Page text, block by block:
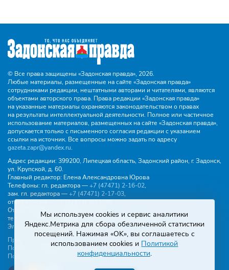
© Все права защищены «Задонская правда», 2026.
Любые материалы, размещенные на сайте «Задонская правда»
сотрудниками редакции, нештатными авторами и читателями, являются
объектами авторского права. Права редакции «Задонская правда»
на указанные материалы охраняются законодательством о правах
на результаты интеллектуальной деятельности. Полное или частичное
использование материалов, размещенных на сайте «Задонская правда»,
допускается только с письменного согласия редакции с указанием
ссылки на источник. Все вопросы можно задать по адресу
gazeta.zapr@yandex.ru.
Адрес редакции: 399200, Липецкая область, Задонский район, г. Задонск,
ул. Крупской, д. 60.
Главный редактор: Елена Александровна Юрова
Телефоны: гл. редактора —+7 (47471) 2‑16‑02,
зам. гл. редактора —+7 (47471) 2‑17‑03,
отдела писем —+7 (47471) 2‑11‑95.
Отдел рекламы и объявлений:
тел.
+7 (47471) 2‑43‑88, эл. почта -buh.gzp@yandex.ru
Эл. почта:gazeta.zapr@yandex.ru
Правила общения
Политика конфиденциальности
Пользовательское соглашение
Мы используем cookies и сервис аналитики
Яндекс.Метрика для сбора обезличенной статистики
посещений. Нажимая «OK», вы соглашаетесь с
использованием cookies и Политикой
конфиденциальности.